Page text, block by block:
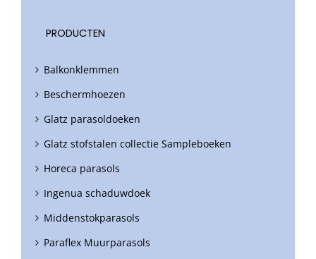
PRODUCTEN
Balkonklemmen
Beschermhoezen
Glatz parasoldoeken
Glatz stofstalen collectie Sampleboeken
Horeca parasols
Ingenua schaduwdoek
Middenstokparasols
Paraflex Muurparasols